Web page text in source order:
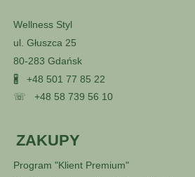
Wellness Styl
ul. Głuszca 25
80-283 Gdańsk
🖁 +48 501 77 85 22
☏ +48 58 739 56 10
ZAKUPY
Program "Klient Premium"